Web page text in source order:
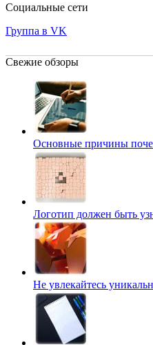
Социальные сети
Группа в VK
Свежие обзоры
Основные причины
Логотип должен быть
Не увлекайтесь